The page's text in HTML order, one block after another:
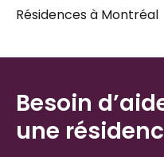
Résidences à Montréal
Besoin
une